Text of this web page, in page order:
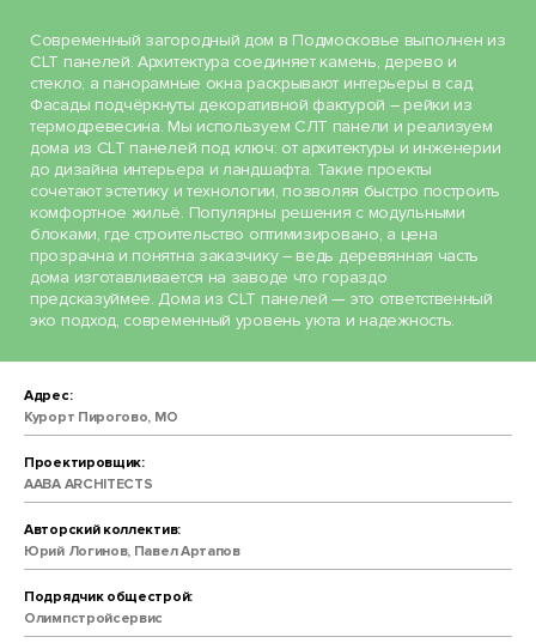
Современный загородный дом в Подмосковье выполнен из
CLT панелей. Архитектура соединяет камень, дерево и
стекло, а панорамные окна раскрывают интерьеры в сад.
Фасады подчёркнуты декоративной фактурой – рейки из
термодревесина. Мы используем СЛТ панели и реализуем
дома из CLT панелей под ключ: от архитектуры и инженерии
до дизайна интерьера и ландшафта. Такие проекты
сочетают эстетику и технологии, позволяя быстро построить
комфортное жильё. Популярны решения с модульными
блоками, где строительство оптимизировано, а цена
прозрачна и понятна заказчику – ведь деревянная часть
дома изготавливается на заводе что гораздо
предсказуймее. Дома из CLT панелей — это ответственный
эко подход, современный уровень уюта и надежность.
Адрес:
Курорт Пирогово, МО
Проектировщик:
AABA ARCHITECTS
Авторский коллектив:
Юрий Логинов, Павел Артапов
Подрядчик общестрой:
Олимпстройсервис